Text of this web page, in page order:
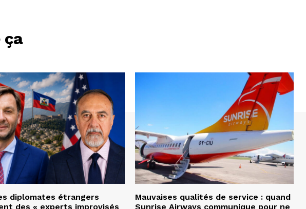
ça
diplomates étrangers
des « experts improvisés
Mauvaises qualités de service : quand
Sunrise Airways communique pour ne